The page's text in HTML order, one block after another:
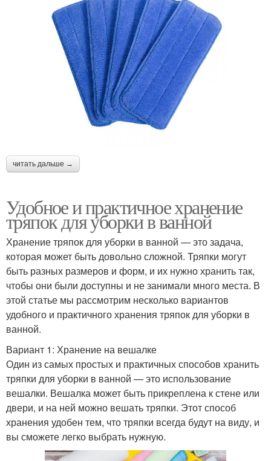
читать дальше →
Удобное и практичное хранение
тряпок для уборки в ванной
Хранение тряпок для уборки в ванной — это задача,
которая может быть довольно сложной. Тряпки могут
быть разных размеров и форм, и их нужно хранить так,
чтобы они были доступны и не занимали много места. В
этой статье мы рассмотрим несколько вариантов
удобного и практичного хранения тряпок для уборки в
ванной.
Вариант 1: Хранение на вешалке
Один из самых простых и практичных способов хранить
тряпки для уборки в ванной — это использование
вешалки. Вешалка может быть прикреплена к стене или
двери, и на ней можно вешать тряпки. Этот способ
хранения удобен тем, что тряпки всегда будут на виду, и
вы сможете легко выбрать нужную.